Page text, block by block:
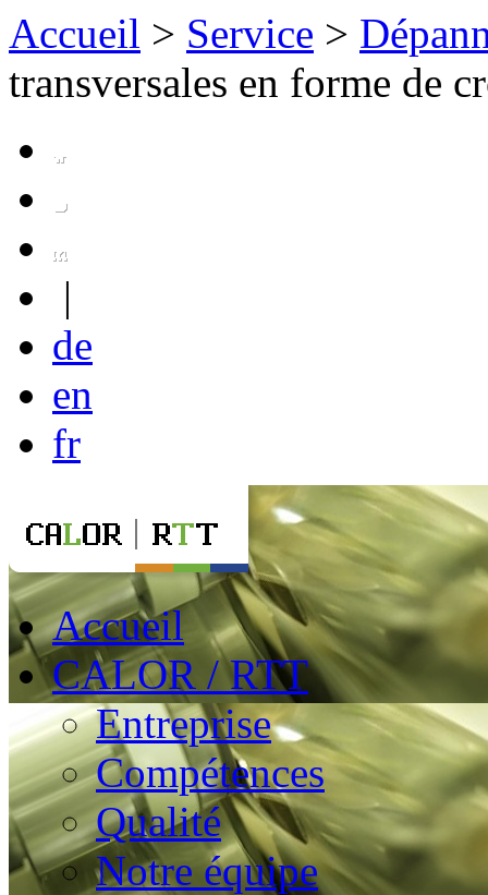
Accueil > Service >
transversales en forme de
|
de
en
fr
Accueil
CALOR / RTT
Entreprise
Compétences
Qualité
Notre équipe